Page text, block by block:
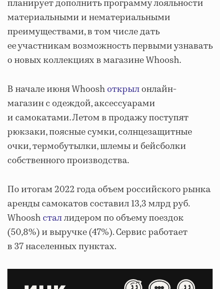
планирует дополнить программу лояльности
материальными и нематериальными
преимуществами, в том числе дать
ее участникам возможность первыми узнавать
о новых коллекциях в магазине Whoosh.
В начале июня Whooshоткрылонлайн-
магазин с одеждой, аксессуарами
и самокатами. Летом в продажу поступят
рюкзаки, поясные сумки, солнцезащитные
очки, термобутылки, шлемы и бейсболки
собственного производства.
По итогам 2022 года объем российского рынка
аренды самокатов составил 13,3 млрд руб.
Whooshсталлидером по объему поездок
(50,8%) и выручке (47%). Сервис работает
в 37 населенных пунктах.